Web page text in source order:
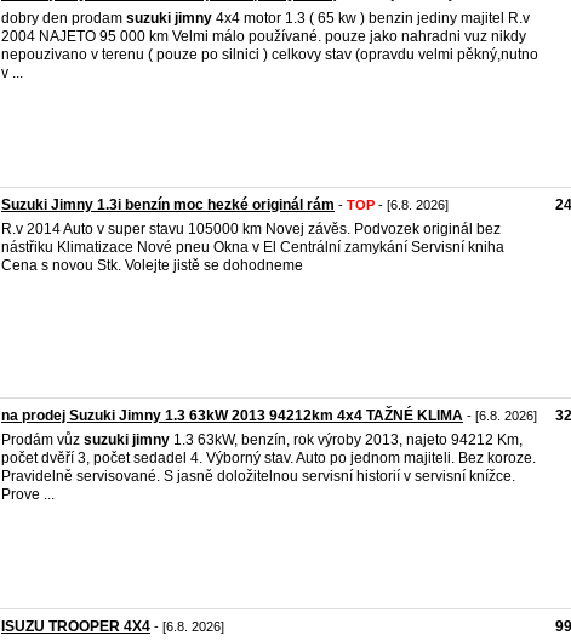
dobry den prodam suzuki jimny 4x4 motor 1.3 ( 65 kw ) benzin jediny majitel R.v
2004 NAJETO 95 000 km Velmi málo používané. pouze jako nahradni vuz nikdy
nepouzivano v terenu ( pouze po silnici ) celkovy stav (opravdu velmi pěkný,nutno
v ...
Suzuki Jimny 1.3i benzín moc hezké originál rám - TOP - [6.8. 2026]
R.v 2014 Auto v super stavu 105000 km Novej závěs. Podvozek originál bez
nástřiku Klimatizace Nové pneu Okna v El Centrální zamykání Servisní kniha
Cena s novou Stk. Volejte jistě se dohodneme
na prodej Suzuki Jimny 1.3 63kW 2013 94212km 4x4 TAŽNÉ KLIMA - [6.8. 2026]
Prodám vůz suzuki jimny 1.3 63kW, benzín, rok výroby 2013, najeto 94212 Km,
počet dvěří 3, počet sedadel 4. Výborný stav. Auto po jednom majiteli. Bez koroze.
Pravidelně servisované. S jasně doložitelnou servisní historií v servisní knížce.
Prove ...
ISUZU TROOPER 4X4 - [6.8. 2026]